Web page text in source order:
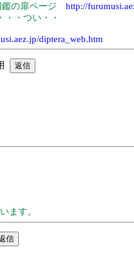
鑑の扉ページ http://
・つい・・
diptera_web.htm
ます。